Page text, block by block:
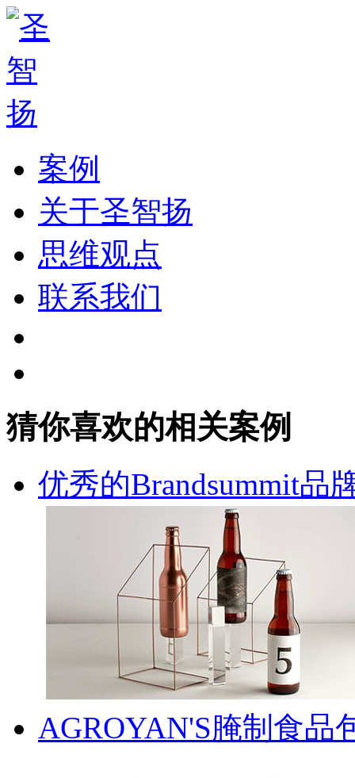
案例
关于圣智扬
思维观点
联系我们
猜你喜欢的相关案例
优秀的Brandsummit品
AGROYAN'S腌制食品